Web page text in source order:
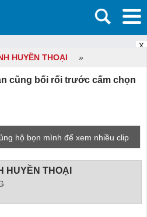
X
HUYỀN THOẠI »
cũng bối rối trước cấm chọn
ủng hộ bọn mình để xem nhiều clip
HUYỀN THOẠI